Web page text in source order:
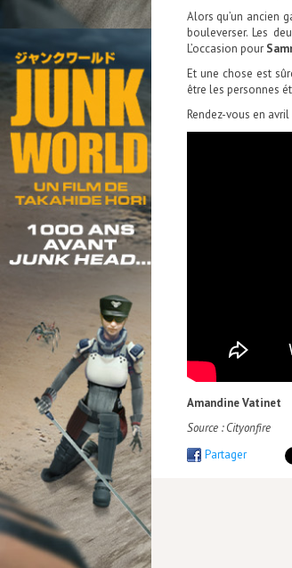
Alors qu’un ancien
bouleverser. Les
L’occasion pour
Et une chose est
être les personnes
Rendez-vous en
Amandine Vatinet
Source : Cityonfire
Partager